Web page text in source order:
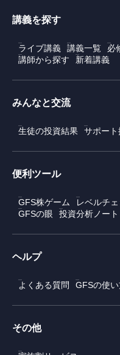
講義を探す
ライブ講義 講義一覧 必
講師から探す
新着講義
みんなと交流
生徒の投資結果 サポート
便利ツール
GFS株ゲーム レベルチ
GFSの眼
投資分析ノート
ヘルプ
よくある質問 GFSの使
その他